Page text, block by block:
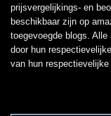
prijsvergelijkings- en
beschikbaar zijn op
toegevoegde blogs.
door hun
van hun respectievelijke